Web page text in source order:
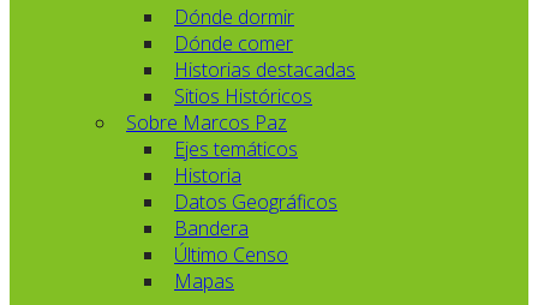
Dónde dormir
Dónde comer
Historias destacadas
Sitios Históricos
Sobre Marcos Paz
Ejes temáticos
Historia
Datos Geográficos
Bandera
Último Censo
Mapas